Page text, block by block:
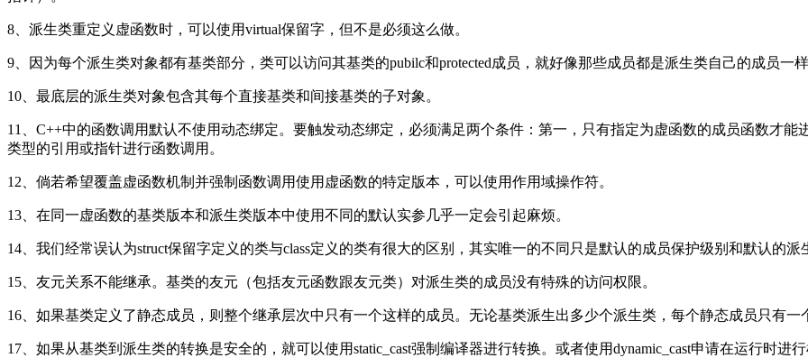
8、派生类重定义虚函数时，可以使用virtual保留字，但不是必须这么做。
9、因为每个派生类对象都有基类部分，类可以访问其基类的pubilc和protected成员，就好像那些成员都是派生类自己的成员
10、最底层的派生类对象包含其每个直接基类和间接基类的子对象。
11、C++中的函数调用默认不使用动态绑定。要触发动态绑定，必须满足两个条件：第一，只有指定为虚函数的成员函数才
类型的引用或指针进行函数调用。
12、倘若希望覆盖虚函数机制并强制函数调用使用虚函数的特定版本，可以使用作用域操作符。
13、在同一虚函数的基类版本和派生类版本中使用不同的默认实参几乎一定会引起麻烦。
14、我们经常误认为struct保留字定义的类与class定义的类有很大的区别，其实唯一的不同只是默认的成员保护级别和默认的
15、友元关系不能继承。基类的友元（包括友元函数跟友元类）对派生类的成员没有特殊的访问权限。
16、如果基类定义了静态成员，则整个继承层次中只有一个这样的成员。无论基类派生出多少个派生类，每个静态成员只有一
17、如果从基类到派生类的转换是安全的，就可以使用static_cast强制编译器进行转换。或者使用dynamic_cast申请在运行时进